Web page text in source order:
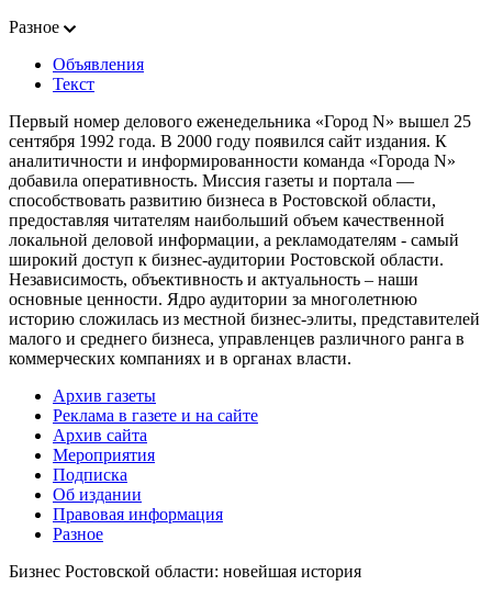
Разное
Объявления
Текст
Первый номер делового еженедельника «Город N» вышел 25
сентября 1992 года. В 2000 году появился сайт издания. К
аналитичности и информированности команда «Города N»
добавила оперативность. Миссия газеты и портала —
способствовать развитию бизнеса в Ростовской области,
предоставляя читателям наибольший объем качественной
локальной деловой информации, а рекламодателям - самый
широкий доступ к бизнес-аудитории Ростовской области.
Независимость, объективность и актуальность – наши
основные ценности. Ядро аудитории за многолетнюю
историю сложилась из местной бизнес-элиты, представителей
малого и среднего бизнеса, управленцев различного ранга в
коммерческих компаниях и в органах власти.
Архив газеты
Реклама в газете и на сайте
Архив сайта
Мероприятия
Подписка
Об издании
Правовая информация
Разное
Бизнес Ростовской области: новейшая история